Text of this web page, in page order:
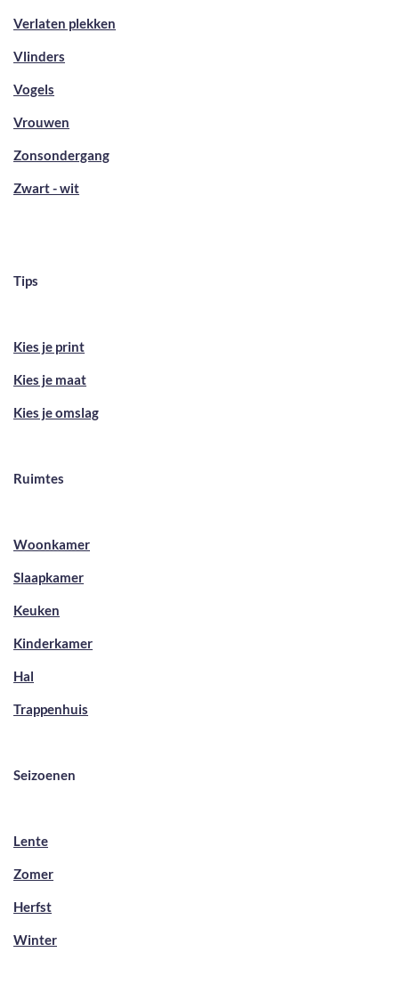
Verlaten plekken
Vlinders
Vogels
Vrouwen
Zonsondergang
Zwart - wit
Tips
Kies je print
Kies je maat
Kies je omslag
Ruimtes
Woonkamer
Slaapkamer
Keuken
Kinderkamer
Hal
Trappenhuis
Seizoenen
Lente
Zomer
Herfst
Winter